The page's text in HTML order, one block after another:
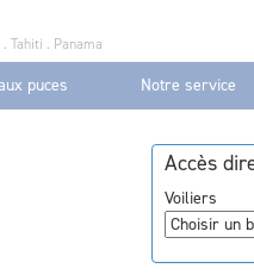
Tahiti . Panama
puces Notre service
Accès
Voiliers